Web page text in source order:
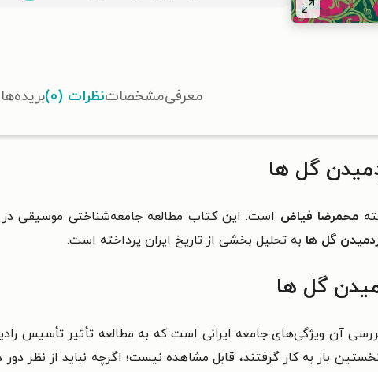
معرفیمشخصاتنظرات (۰) بریده‌ها
گل ها
محمرضا فیاض
گل ها به تحلیل بخشی از تاریخ ایران پرداخته است.
گل ها
آن ویژگی‌های جامعه ایرانی است که به مطالعه تأثیر تأسیس
نخستین بار به کار گرفتند، قابل مشاهده نیست؛ اگرچه نباید از